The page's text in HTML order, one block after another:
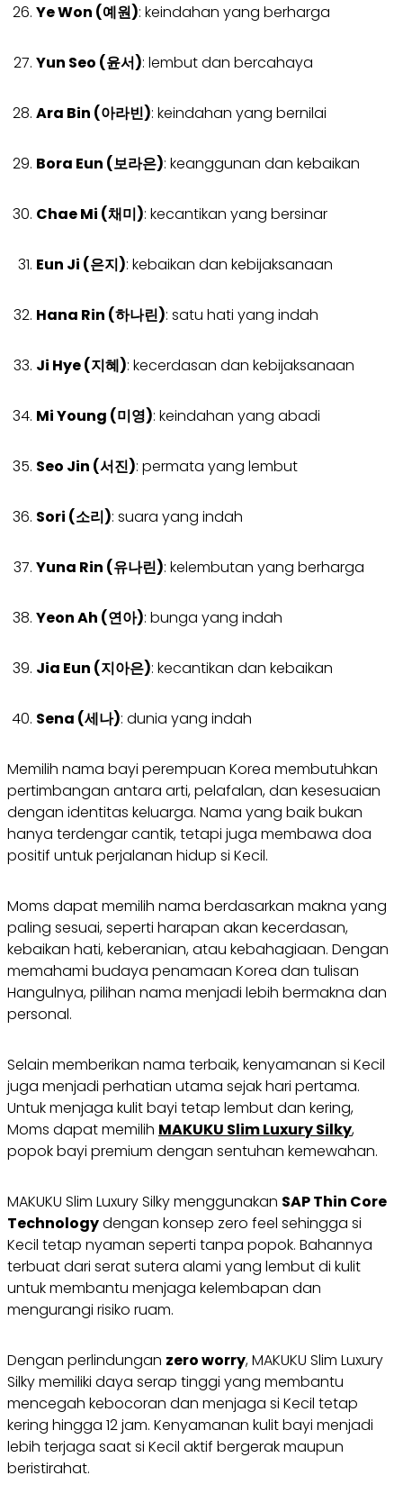
Ye Won (예원): keindahan yang berharga
Yun Seo (윤서): lembut dan bercahaya
Ara Bin (아라빈): keindahan yang bernilai
Bora Eun (보라은): keanggunan dan kebaikan
Chae Mi (채미): kecantikan yang bersinar
Eun Ji (은지): kebaikan dan kebijaksanaan
Hana Rin (하나린): satu hati yang indah
Ji Hye (지혜): kecerdasan dan kebijaksanaan
Mi Young (미영): keindahan yang abadi
Seo Jin (서진): permata yang lembut
Sori (소리): suara yang indah
Yuna Rin (유나린): kelembutan yang berharga
Yeon Ah (연아): bunga yang indah
Jia Eun (지아은): kecantikan dan kebaikan
Sena (세나): dunia yang indah
Memilih nama bayi perempuan Korea membutuhkan
pertimbangan antara arti, pelafalan, dan kesesuaian
dengan identitas keluarga. Nama yang baik bukan
hanya terdengar cantik, tetapi juga membawa doa
positif untuk perjalanan hidup si Kecil.
Moms dapat memilih nama berdasarkan makna yang
paling sesuai, seperti harapan akan kecerdasan,
kebaikan hati, keberanian, atau kebahagiaan. Dengan
memahami budaya penamaan Korea dan tulisan
Hangulnya, pilihan nama menjadi lebih bermakna dan
personal.
Selain memberikan nama terbaik, kenyamanan si Kecil
juga menjadi perhatian utama sejak hari pertama.
Untuk menjaga kulit bayi tetap lembut dan kering,
Moms dapat memilih MAKUKU Slim Luxury Silky,
popok bayi premium dengan sentuhan kemewahan.
MAKUKU Slim Luxury Silky menggunakan SAP Thin Core
Technologydengan konsep zero feel sehingga si
Kecil tetap nyaman seperti tanpa popok. Bahannya
terbuat dari serat sutera alami yang lembut di kulit
untuk membantu menjaga kelembapan dan
mengurangi risiko ruam.
Dengan perlindungan zero worry, MAKUKU Slim Luxury
Silky memiliki daya serap tinggi yang membantu
mencegah kebocoran dan menjaga si Kecil tetap
kering hingga 12 jam. Kenyamanan kulit bayi menjadi
lebih terjaga saat si Kecil aktif bergerak maupun
beristirahat.